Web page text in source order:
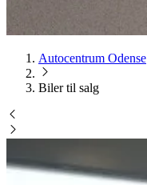
Autocentrum Odense
Biler til salg